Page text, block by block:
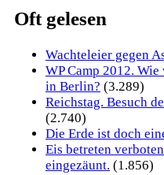
Oft gelesen
Wachteleier gegen
WP Camp 2012.
in Berlin? (3.289)
Reichstag. Besuch
(2.740)
Die Erde ist doch
Eis betreten
eingezäunt. (1.856)